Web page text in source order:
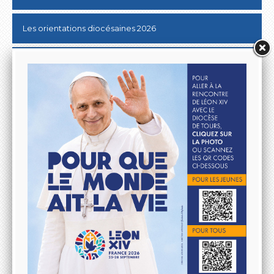
Les orientations diocésaines 2026
Donner au Denier
10 & 20 km de Tours
Lutter contre les ABUS SEXUELS dans l'Eglise
Aller à la rencontre du Pape